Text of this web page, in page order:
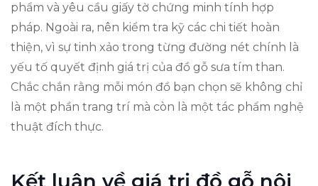
phẩm và yêu cầu giấy tờ chứng minh tính hợp
pháp. Ngoài ra, nên kiểm tra kỹ các chi tiết hoàn
thiện, vì sự tinh xảo trong từng đường nét chính là
yếu tố quyết định giá trị của đồ gỗ sưa tím than.
Chắc chắn rằng mỗi món đồ bạn chọn sẽ không chỉ
là một phần trang trí mà còn là một tác phẩm nghệ
thuật đích thực.
Kết luận về giá trị đồ gỗ nội